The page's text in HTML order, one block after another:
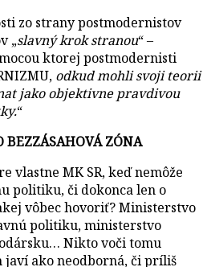
zo strany postmodernistov
„slavný krok stranou“ –
ktorej postmodernisti
odkud mohli svoji teorii
jako objektivne pravdivou
“
BEZZÁSAHOVÁ ZÓNA
vlastne MK SR, keď nemôže
politiku, či dokonca len o
vôbec hovoriť? Ministerstvo
politiku, ministerstvo
Nikto voči tomu
javí ako neodborná, či príliš